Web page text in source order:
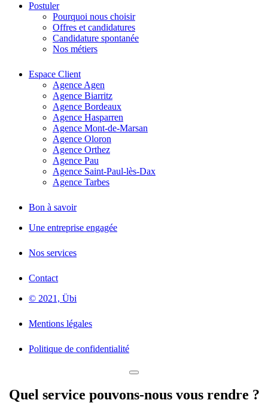
Postuler
Pourquoi nous choisir
Offres et candidatures
Candidature spontanée
Nos métiers
Espace Client
Agence Agen
Agence Biarritz
Agence Bordeaux
Agence Hasparren
Agence Mont-de-Marsan
Agence Oloron
Agence Orthez
Agence Pau
Agence Saint-Paul-lès-Dax
Agence Tarbes
Bon à savoir
Une entreprise engagée
Nos services
Contact
© 2021, Übi
Mentions légales
Politique de confidentialité
Quel service pouvons-nous vous rendre ?